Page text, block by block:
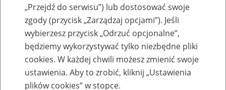
Wysokość stawek odsetek
podatkowych za zwłokę od
„Przejdź do serwisu”) lub dostosować swoje
zgody (przycisk „Zarządzaj opcjami”). Jeśli
wybierzesz przycisk „Odrzuć opcjonalne”,
będziemy wykorzystywać tylko niezbędne pliki
cookies. W każdej chwili możesz zmienić swoje
ustawienia. Aby to zrobić, kliknij „Ustawienia
plików cookies” w stopce.